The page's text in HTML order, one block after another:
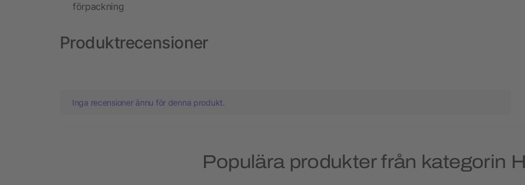
förpackning
Produktrecensioner
Inga recensioner ännu för denna produkt.
Populära produkter från kategorin